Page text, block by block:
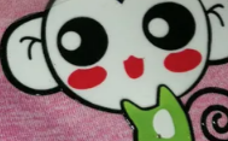
SITEMAP
KEBIJAKAN